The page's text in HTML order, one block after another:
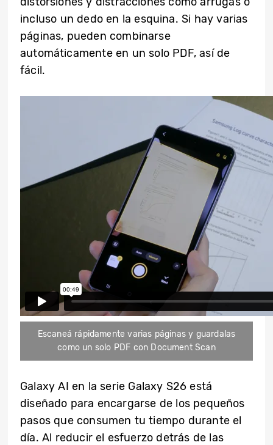
incluso un dedo en la esquina. Si hay varias
páginas, pueden combinarse
automáticamente en un solo PDF, así de
fácil.
Escaneá rápidamente varias páginas y guardalas
como un solo PDF con Document Scan
Galaxy AI en la serie Galaxy S26 está
diseñado para encargarse de los pequeños
pasos que consumen tu tiempo durante el
día. Al reducir el esfuerzo detrás de las